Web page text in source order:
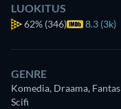
LUOKITUS
62% (346) 8.3 (3k)
GENRE
Komedia, Draama,
Scifi